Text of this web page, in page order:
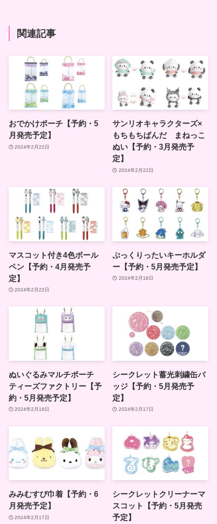
関連記事
おでかけポーチ【予約・5
月発売予定】
2024年2月22日
サンリオキャラクターズ×
もちもちぱんだ まねっこ
ぬい【予約・3月発売予
定】
2024年2月22日
マスコット付き4色ボール
ペン【予約・4月発売予
定】
2024年2月22日
ぷっくりったいキーホルダ
ー【予約・5月発売予定】
2024年2月18日
ぬいぐるみマルチポーチ
ティーズファクトリー【予
約・5月発売予定】
2024年2月18日
シークレット蓄光刺繍缶バ
ッジ【予約・5月発売予
定】
2024年2月17日
みみむすび巾着【予約・6
月発売予定】
2024年2月17日
シークレットクリーナーマ
スコット【予約・5月発売
予定】